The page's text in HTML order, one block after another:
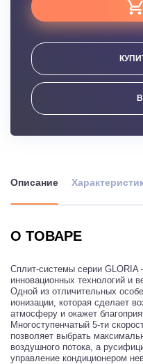
Описание
О ТОВАРЕ
Сплит-системы серии
инновационных технологий и
Одной из отличительных
ионизации, которая сделает
атмосферу и окажет
Многоступенчатый 5-ти
позволяет выбрать
воздушного потока, а
управление кондиционером